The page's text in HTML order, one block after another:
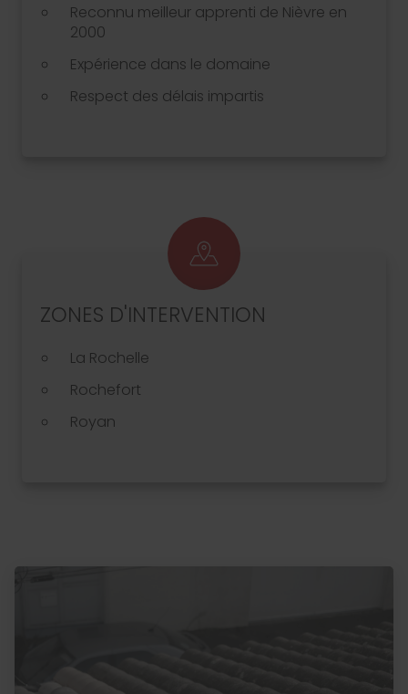
Reconnu meilleur apprenti de Nièvre en
2000
Expérience dans le domaine
Respect des délais impartis
ZONES D'INTERVENTION
La Rochelle
Rochefort
Royan